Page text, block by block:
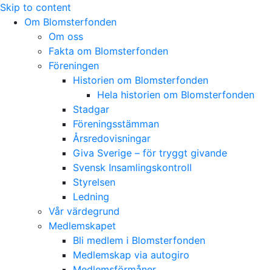
Skip to content
Om Blomsterfonden
Om oss
Fakta om Blomsterfonden
Föreningen
Historien om Blomsterfonden
Hela historien om Blomsterfonden
Stadgar
Föreningsstämman
Årsredovisningar
Giva Sverige – för tryggt givande
Svensk Insamlingskontroll
Styrelsen
Ledning
Vår värdegrund
Medlemskapet
Bli medlem i Blomsterfonden
Medlemskap via autogiro